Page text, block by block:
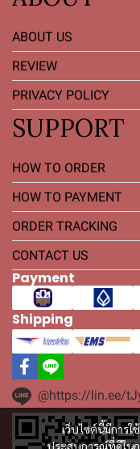
เว็บไซต์นี้มีการ
ประสบการณ์ที่ดีในก
ABOUT US
REVIEW
PRIVACY POLICY
SUPPORT
HOW TO ORDER
HOW TO PAYMENT
ORDER TRACKING
CONTACT US
Payment
Shipping
@https://lin.ee/